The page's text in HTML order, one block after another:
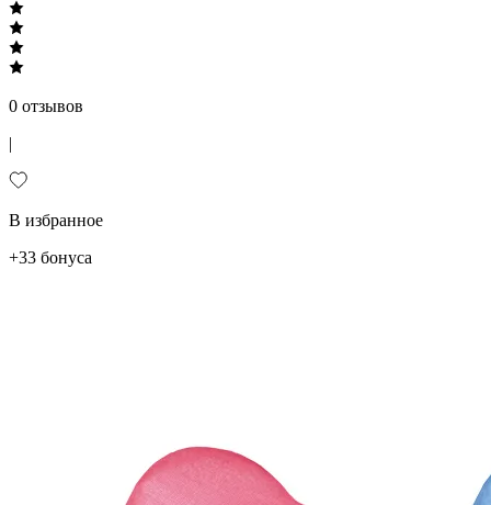
0 отзывов
|
В избранное
+33 бонуса